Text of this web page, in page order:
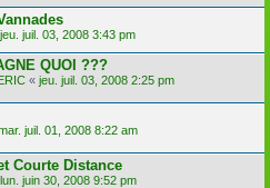
jeu. juil. 03, 2008 3:43 pm
QUOI ???
« jeu. juil. 03, 2008 2:25 pm
juil. 01, 2008 8:22 am
Courte Distance
lun. juin 30, 2008 9:52 pm